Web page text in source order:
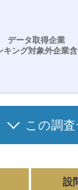
データ取得企業
キング対象外企業含
この調
設